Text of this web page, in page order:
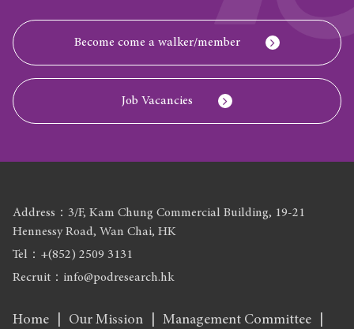
Become come a walker/member
Job Vacancies
Home Our Mission Management Committee
Address：3/F, Kam Chung Commercial Building, 19-21
Hennessy Road, Wan Chai, HK
Tel：+(852) 2509 3131
Recruit：info@podresearch.hk